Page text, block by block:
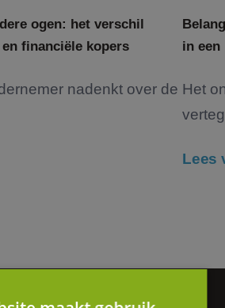
ogen: het verschil
financiële kopers
nadenkt over de
in een
Het
Lees